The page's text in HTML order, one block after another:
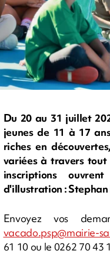
Du 20 au 31 juillet
jeunes de 11 à 17
riches en
variées à travers
inscriptions
d'illustration :
Envoyez vos
vacado.psp@mairie-
61 10 ou le 0262 70 43